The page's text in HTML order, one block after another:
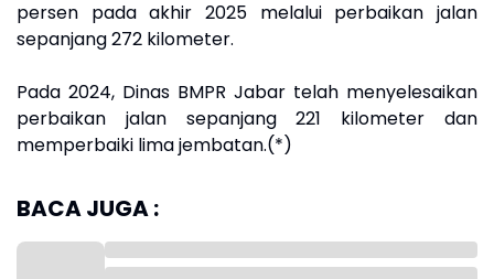
persen pada akhir 2025 melalui perbaikan jalan
sepanjang 272 kilometer.
Pada 2024, Dinas BMPR Jabar telah menyelesaikan
perbaikan jalan sepanjang 221 kilometer dan
memperbaiki lima jembatan.(*)
BACA JUGA :